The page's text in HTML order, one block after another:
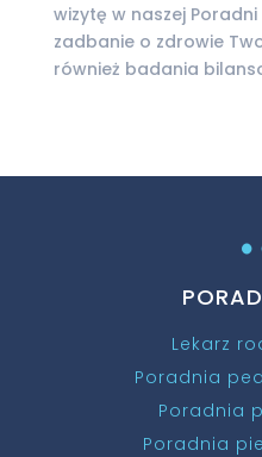
wizytę w naszej
zadbanie o zdrowie
również badania
Lekarz
Poradnia
Poradnia
Poradnia